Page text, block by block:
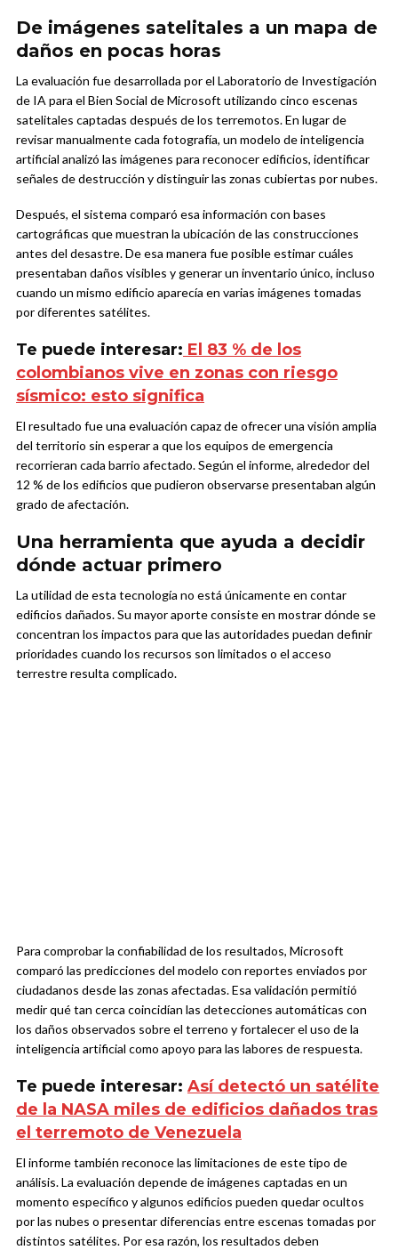
De imágenes satelitales a un mapa de
daños en pocas horas
La evaluación fue desarrollada por el Laboratorio de Investigación
de IA para el Bien Social de Microsoft utilizando cinco escenas
satelitales captadas después de los terremotos. En lugar de
revisar manualmente cada fotografía, un modelo de inteligencia
artificial analizó las imágenes para reconocer edificios, identificar
señales de destrucción y distinguir las zonas cubiertas por nubes.
Después, el sistema comparó esa información con bases
cartográficas que muestran la ubicación de las construcciones
antes del desastre. De esa manera fue posible estimar cuáles
presentaban daños visibles y generar un inventario único, incluso
cuando un mismo edificio aparecía en varias imágenes tomadas
por diferentes satélites.
Te puede interesar: El 83 % de los
colombianos vive en zonas con riesgo
sísmico: esto significa
El resultado fue una evaluación capaz de ofrecer una visión amplia
del territorio sin esperar a que los equipos de emergencia
recorrieran cada barrio afectado. Según el informe, alrededor del
12 % de los edificios que pudieron observarse presentaban algún
grado de afectación.
Una herramienta que ayuda a decidir
dónde actuar primero
La utilidad de esta tecnología no está únicamente en contar
edificios dañados. Su mayor aporte consiste en mostrar dónde se
concentran los impactos para que las autoridades puedan definir
prioridades cuando los recursos son limitados o el acceso
terrestre resulta complicado.
Para comprobar la confiabilidad de los resultados, Microsoft
comparó las predicciones del modelo con reportes enviados por
ciudadanos desde las zonas afectadas. Esa validación permitió
medir qué tan cerca coincidían las detecciones automáticas con
los daños observados sobre el terreno y fortalecer el uso de la
inteligencia artificial como apoyo para las labores de respuesta.
Te puede interesar: Así detectó un satélite
de la NASA miles de edificios dañados tras
el terremoto de Venezuela
El informe también reconoce las limitaciones de este tipo de
análisis. La evaluación depende de imágenes captadas en un
momento específico y algunos edificios pueden quedar ocultos
por las nubes o presentar diferencias entre escenas tomadas por
distintos satélites. Por esa razón, los resultados deben